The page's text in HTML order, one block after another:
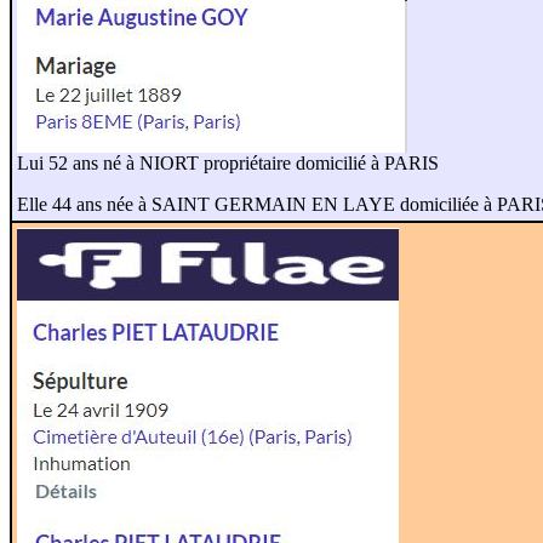
Lui 52 ans né à NIORT propriétaire domicilié à PARIS
Elle 44 ans née à SAINT GERMAIN EN LAYE domiciliée à